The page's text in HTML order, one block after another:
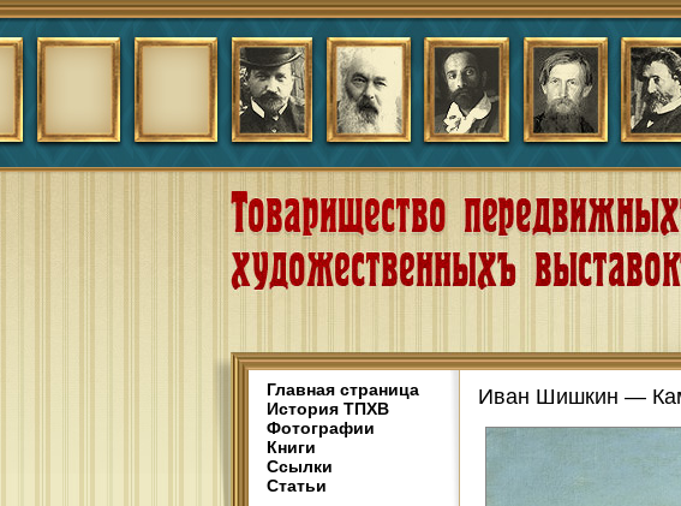
Главная страница
История ТПХВ
Фотографии
Книги
Ссылки
Статьи
Иван Шишкин —